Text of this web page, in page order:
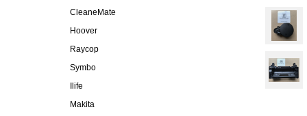
CleaneMate
Hoover
Raycop
Symbo
Ilife
Makita